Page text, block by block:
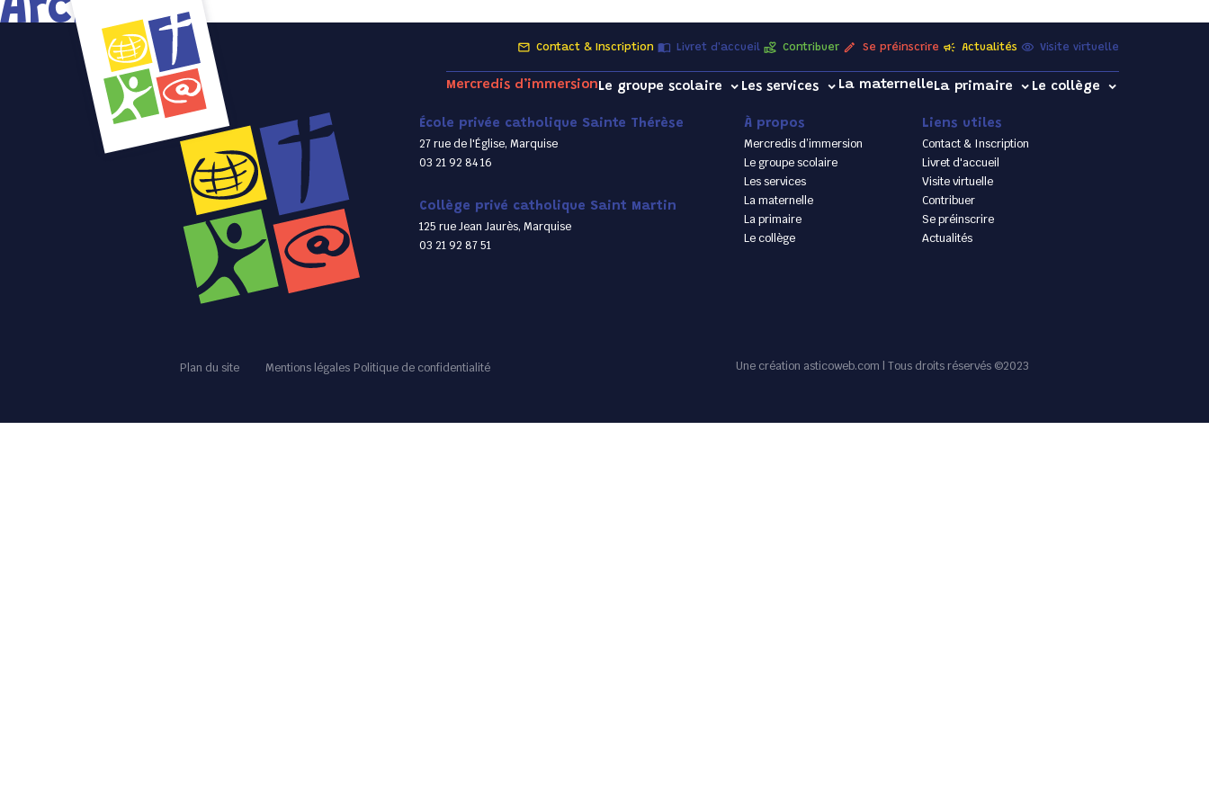
Contact & Inscription Livret d'accueil Contribuer Se préinscrire Actualités Visite virtuelle
Mercredis d’immersion Le groupe scolaire Les services La maternelle La primaire Le collège
Archives
École privée catholique Sainte Thérèse
27 rue de l'Église, Marquise
03 21 92 84 16
Collège privé catholique Saint Martin
125 rue Jean Jaurès, Marquise
03 21 92 87 51
À propos
Mercredis d’immersion
Le groupe scolaire
Les services
La maternelle
La primaire
Le collège
Liens utiles
Contact & Inscription
Livret d'accueil
Visite virtuelle
Contribuer
Se préinscrire
Actualités
Plan du site Mentions légales Politique de confidentialité Une création asticoweb.com | Tous droits réservés ©2023